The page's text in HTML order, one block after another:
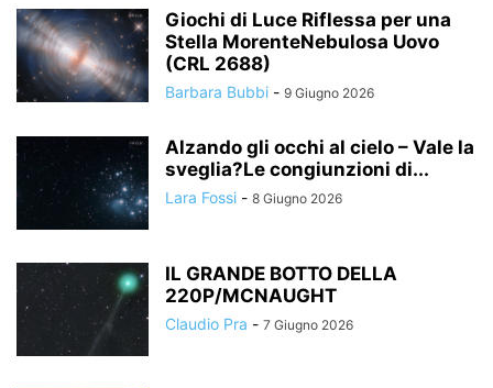
Giochi di Luce Riflessa per una
Stella MorenteNebulosa Uovo
(CRL 2688)
Barbara Bubbi - 9 Giugno 2026
Alzando gli occhi al cielo – Vale la
sveglia?Le congiunzioni di...
Lara Fossi - 8 Giugno 2026
IL GRANDE BOTTO DELLA
220P/MCNAUGHT
Claudio Pra - 7 Giugno 2026